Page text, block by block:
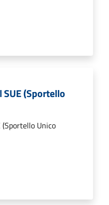
(Sportello
(Sportello Unico